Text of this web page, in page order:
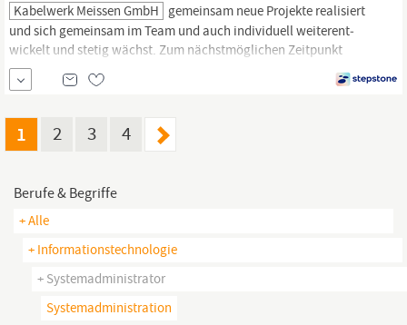
Kabelwerk Meissen GmbH gemein­sam neue Projekte realisiert
und sich gemein­sam im Team und auch indi­viduell weiter­ent­
wickelt und stetig wächst. Zum nächstmög­lichen Zeit­punkt
suchen wir zur Verstärkung unseres Teams einen IT-
Systemadministrator
Server, Storage und Netzwerk...
1 2 3 4
Berufe & Begriffe
+ Alle
+ Informationstechnologie
+ Systemadministrator
Systemadministration